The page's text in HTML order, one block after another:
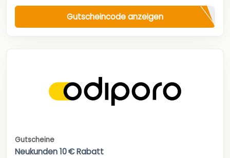
Gutscheincode anzeigen
Gutscheine
Neukunden 10 € Rabatt